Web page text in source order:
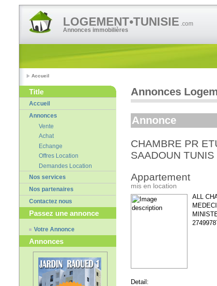
LOGEMENT•TUNISIE .com
Annonces immobilières
Accueil
Title
Accueil
Annonces
Vente
Achat
Echange
Offres Location
Demandes Location
Nos services
Nos partenaires
Contactez nous
Passez une annonce
Votre Annonce
Annonces
Annonces
Annonce
CHAMBRE PR
SAADOUN TUNIS
Appartement
mis en location
ALL
Detail: